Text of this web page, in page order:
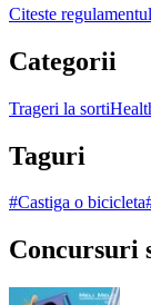
Citeste
Categorii
Trageri la sorti
Taguri
#Castiga o bicicleta
Concursuri